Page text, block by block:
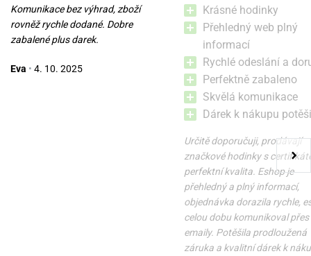
Komunikace bez výhrad, zboží
rovněž rychle dodané. Dobre
zabalené plus darek.
Eva • 4. 10. 2025
Krásné hodinky
Přehledný web plný
informací
Rychlé odeslání a
Perfektně zabaleno
Skvělá komunikace
Dárek k nákupu
Určitě doporučuji, prodávají
značkové hodinky s
perfektní kvalita. Eshop je
přehledný a plný informací,
objednávka dorazila rychle,
celou dobu komunikoval přes
emaily. Potěšila prodloužená
záruka a kvalitní dárek k